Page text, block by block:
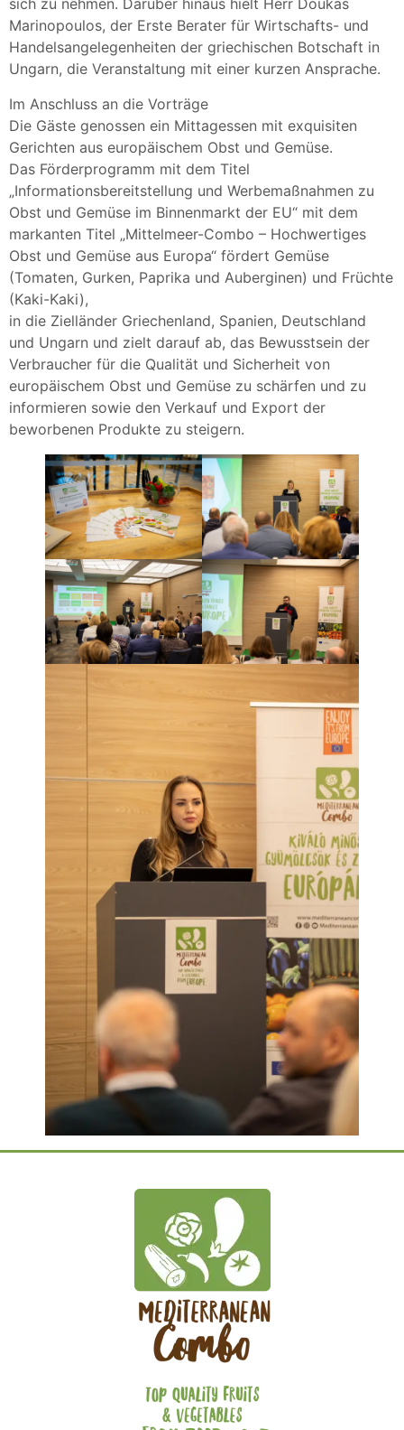
sich zu nehmen. Darüber hinaus hielt Herr Doukas
Marinopoulos, der Erste Berater für Wirtschafts- und
Handelsangelegenheiten der griechischen Botschaft in
Ungarn, die Veranstaltung mit einer kurzen Ansprache.
Im Anschluss an die Vorträge
Die Gäste genossen ein Mittagessen mit exquisiten
Gerichten aus europäischem Obst und Gemüse.
Das Förderprogramm mit dem Titel
„Informationsbereitstellung und Werbemaßnahmen zu
Obst und Gemüse im Binnenmarkt der EU“ mit dem
markanten Titel „Mittelmeer-Combo – Hochwertiges
Obst und Gemüse aus Europa“ fördert Gemüse
(Tomaten, Gurken, Paprika und Auberginen) und Früchte
(Kaki-Kaki),
in die Zielländer Griechenland, Spanien, Deutschland
und Ungarn und zielt darauf ab, das Bewusstsein der
Verbraucher für die Qualität und Sicherheit von
europäischem Obst und Gemüse zu schärfen und zu
informieren sowie den Verkauf und Export der
beworbenen Produkte zu steigern.